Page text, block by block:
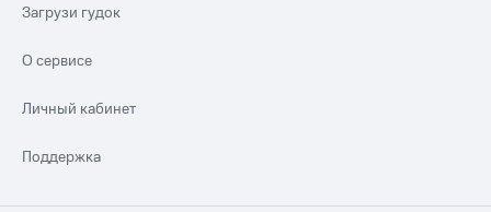
Загрузи гудок
О сервисе
Личный кабинет
Поддержка